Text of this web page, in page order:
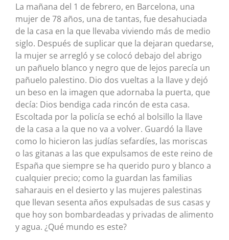
La mañana del 1 de febrero, en Barcelona, una
mujer de 78 años, una de tantas, fue desahuciada
de la casa en la que llevaba viviendo más de medio
siglo. Después de suplicar que la dejaran quedarse,
la mujer se arregló y se colocó debajo del abrigo
un pañuelo blanco y negro que de lejos parecía un
pañuelo palestino. Dio dos vueltas a la llave y dejó
un beso en la imagen que adornaba la puerta, que
decía: Dios bendiga cada rincón de esta casa.
Escoltada por la policía se echó al bolsillo la llave
de la casa a la que no va a volver. Guardó la llave
como lo hicieron las judías sefardíes, las moriscas
o las gitanas a las que expulsamos de este reino de
España que siempre se ha querido puro y blanco a
cualquier precio; como la guardan las familias
saharauis en el desierto y las mujeres palestinas
que llevan sesenta años expulsadas de sus casas y
que hoy son bombardeadas y privadas de alimento
y agua. ¿Qué mundo es este?